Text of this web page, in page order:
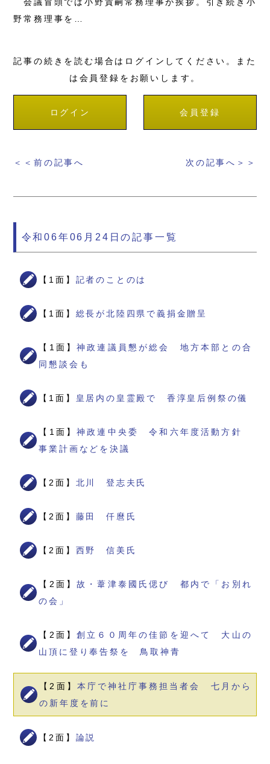
野常務理事を…
記事の続きを読む場合はログインしてください。また
は会員登録をお願いします。
ログイン 会員登録
＜＜前の記事へ 次の記事へ＞＞
令和06年06月24日の記事一覧
【1面】 記者のことのは
【1面】 総長が北陸四県で義捐金贈呈
【1面】神政連議員懇が総会 地方本部との合
同懇談会も
【1面】 皇居内の皇霊殿で 香淳皇后例祭の儀
【1面】神政連中央委 令和六年度活動方針
事業計画などを決議
【2面】 北川 登志夫氏
【2面】 藤田 仟麿氏
【2面】 西野 信美氏
【2面】故・葦津泰國氏偲び 都内で「お別れ
の会」
【2面】創立６０周年の佳節を迎へて 大山の
山頂に登り奉告祭を 鳥取神青
【2面】 本庁で神社庁事務担当者会 七月から
の新年度を前に
【2面】 論説